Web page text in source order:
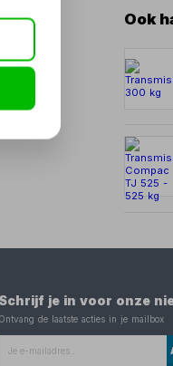
Ook
Schrijf je in voor onze
Ontvang de laatste acties in je mailbox